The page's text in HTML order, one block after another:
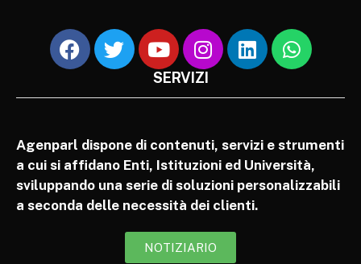
SERVIZI
Agenparl dispone di contenuti, servizi e strumenti
a cui si affidano Enti, Istituzioni ed Università,
sviluppando una serie di soluzioni personalizzabili
a seconda delle necessità dei clienti.
NOTIZIARIO